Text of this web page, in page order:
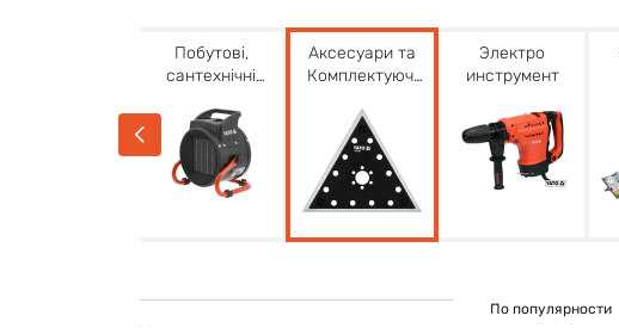
Побутові,
сантехнічні
обладнання
YATO
Аксесуари та
Комплектуючі
електроінстру
менту
Электро
инструмент
По популярности